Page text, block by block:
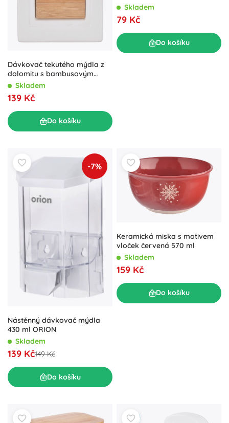
Dávkovač tekutého mýdla z
dolomitu s bambusovým
prvkem 350 ml
Skladem
139 Kč
Do košíku
Skladem
79 Kč
Do košíku
-7%
Nástěnný dávkovač mýdla
430 ml ORION
Skladem
139 Kč149 Kč
Do košíku
Keramická miska s motivem
vloček červená 570 ml
Skladem
159 Kč
Do košíku